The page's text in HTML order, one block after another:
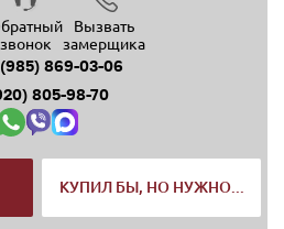
звонок
Вызвать
замерщика
869-03-06
805-98-70
КУПИЛ БЫ, НО НУЖНО...